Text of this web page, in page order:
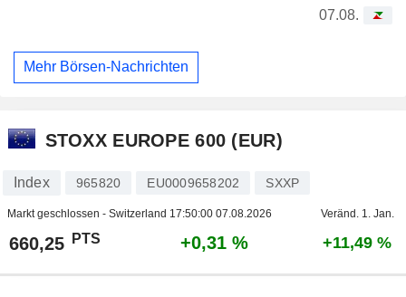
07.08.
Mehr Börsen-Nachrichten
STOXX EUROPE 600 (EUR)
Index 965820 EU0009658202 SXXP
Markt geschlossen - Switzerland 17:50:00 07.08.2026 Veränd. 1. Jan.
660,25 PTS +0,31 % +11,49 %